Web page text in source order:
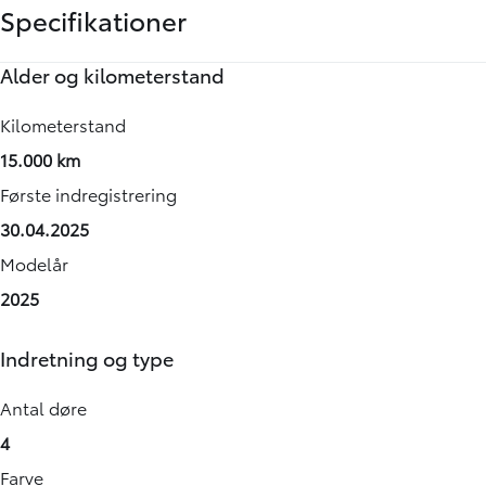
Specifikationer
Alder og kilometerstand
Kilometerstand
15.000 km
Første indregistrering
30.04.2025
Modelår
2025
Indretning og type
Antal døre
4
Farve
Motor og ydelse
0-100 km/t
-
Tophastighed
-
Maksimal effekt
92 HK
Benzin
Geartype
-
Antal cylindre
Rummelighed og mål
Køreklar vægt
-
Totalvægt
-
Antal sæder
-
-
Højde
-
Længde
Økonomi
Brændstofforbrug (NEDC)
-
Grøn ejerafgift (årlig)
-
Leveringsomkostninger (inkl.)
4.680 kr.
Annoncedata
Senest rettet
15-07-2026
Vognnummer
928795